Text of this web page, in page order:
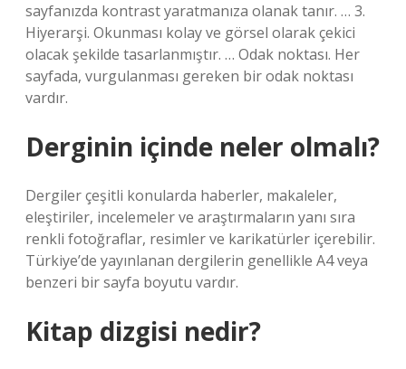
sayfanızda kontrast yaratmanıza olanak tanır. … 3.
Hiyerarşi. Okunması kolay ve görsel olarak çekici
olacak şekilde tasarlanmıştır. … Odak noktası. Her
sayfada, vurgulanması gereken bir odak noktası
vardır.
Derginin içinde neler olmalı?
Dergiler çeşitli konularda haberler, makaleler,
eleştiriler, incelemeler ve araştırmaların yanı sıra
renkli fotoğraflar, resimler ve karikatürler içerebilir.
Türkiye’de yayınlanan dergilerin genellikle A4 veya
benzeri bir sayfa boyutu vardır.
Kitap dizgisi nedir?